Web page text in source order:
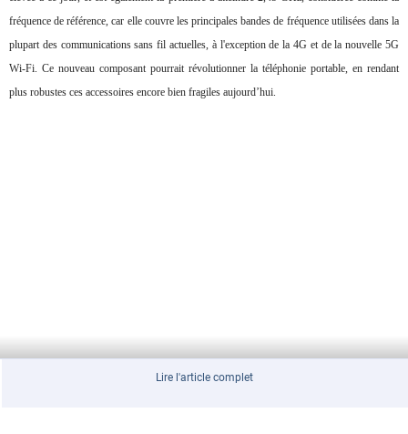
fréquence de référence, car elle couvre les principales bandes de fréquence utilisées dans la
plupart des communications sans fil actuelles, à l'exception de la 4G et de la nouvelle 5G
Wi-Fi. Ce nouveau composant pourrait révolutionner la téléphonie portable, en rendant
plus robustes ces accessoires encore bien fragiles aujourd’hui.
Lire l'article complet